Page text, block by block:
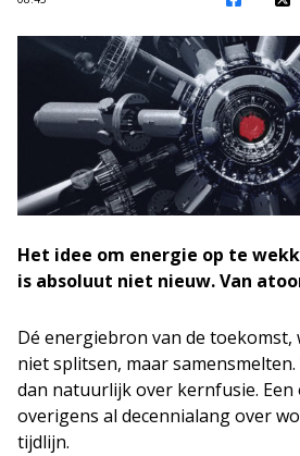
Het idee om energie op te
is absoluut niet nieuw. Van
Dé energiebron van de toekomst,
niet splitsen, maar
dan natuurlijk over kernfusie.
overigens al decennialang over
tijdlijn.